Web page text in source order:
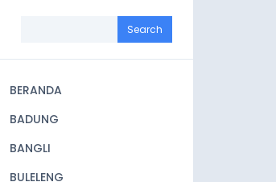
navigation
BERANDA
BADUNG
BANGLI
BULELENG